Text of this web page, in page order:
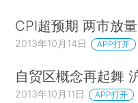
CPI超预期 两市放
2013年10月14日 APP打开
自贸区概念再起舞
2013年10月11日 APP打开